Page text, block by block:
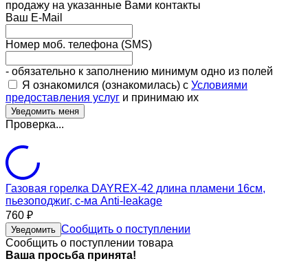
продажу на указанные Вами контакты
Ваш E-Mail
Номер моб. телефона (SMS)
- обязательно к заполнению минимум одно из полей
Я ознакомился (ознакомилась) с Условиями
предоставления услуг и принимаю их
Проверка...
Газовая горелка DAYREX-42 длина пламени 16см,
пьезоподжиг, с-ма Anti-leakage
760 ₽
Уведомить Сообщить о поступлении
Сообщить о поступлении товара
Ваша просьба принята!